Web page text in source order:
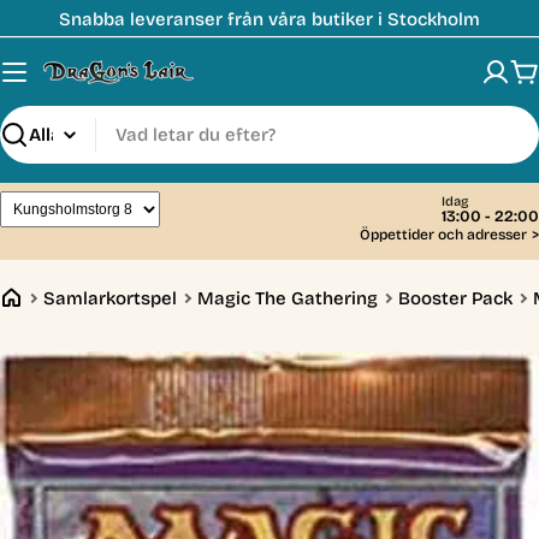
till
innehåll
Snabba leveranser från våra butiker i Stockholm
Sök
Idag
13:00 - 22:00
Öppettider och adresser >
Samlarkortspel Magic The Gathering Booster Pack